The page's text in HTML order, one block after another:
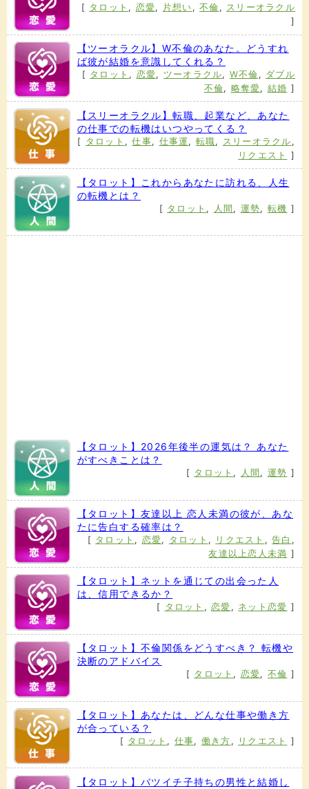
[ タロット , 恋愛, 片想い ,不倫 , スリーオラクル
]
【ツーオラクル】W不倫のあなた。どうすれ
ば彼が結婚を意識してくれる？
[ タロット , 恋愛, ツーオラクル, W不倫 , ダブル
不倫, 略奪愛, 結婚 ]
【スリーオラクル】転職、起業など、あなた
の仕事での転機はいつやってくる？
[ タロット ,仕事, 仕事運 , 転職, スリーオラクル ,
リクエスト
]
【タロット】これからあなたに訪れる、人生
の転機とは？
[ タロット , 人間 , 運勢, 転機 ]
【タロット】2026年後半の運気は？ あなた
がすべきことは？
[ タロット , 人間 , 運勢 ]
【タロット】友達以上 恋人未満の彼が、あな
たに告白する確率は？
[ タロット , 恋愛, タロット , リクエスト ,告白 ,
友達以上恋人未満 ]
【タロット】ネットを通じての出会った人
は、信用できるか？
[ タロット ,恋愛 , ネット恋愛 ]
【タロット】不倫関係をどうすべき？ 転機や
決断のアドバイス
[ タロット , 恋愛, 不倫 ]
【タロット】あなたは、どんな仕事や働き方
が合っている？
[ タロット , 仕事, 働き方 , リクエスト ]
【タロット】バツイチ子持ちの男性と結婚し